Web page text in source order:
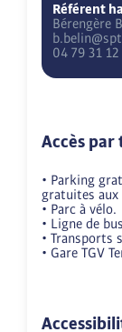
Référent
Bérengère
04 79 31 12
Accès
• Parking
gratuites aux
• Parc à vélo.
• Ligne de
• Transports
• Gare TGV